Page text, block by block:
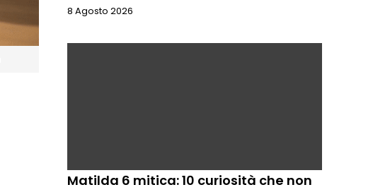
8 Agosto 2026
Matilda 6 mitica: 10 curiosità che non